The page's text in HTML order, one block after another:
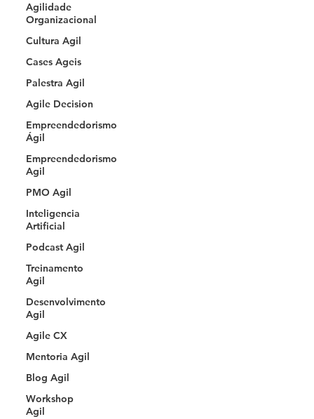
Agilidade
Organizacional
Cultura Agil
Cases Ageis
Palestra Agil
Agile Decision
Empreendedorismo
Ágil
Empreendedorismo
Agil
PMO Agil
Inteligencia
Artificial
Podcast Agil
Treinamento
Agil
Desenvolvimento
Agil
Agile CX
Mentoria Agil
Blog Agil
Workshop
Agil